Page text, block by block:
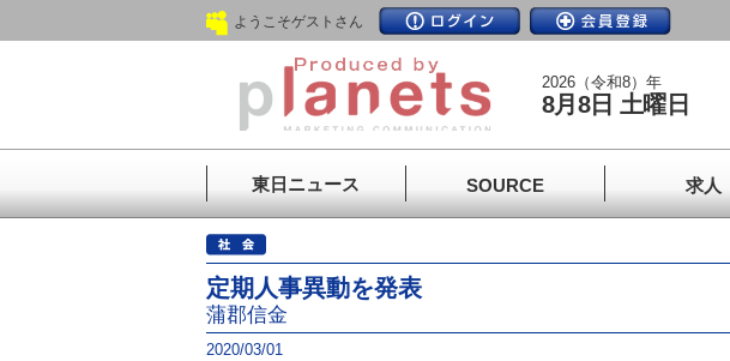
ようこそゲストさん
2026（令和8）年
8月8日 土曜日
東日ニュース SOURCE 求人
定期人事異動を発表
蒲郡信金
2020/03/01